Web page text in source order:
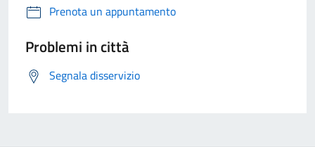
Prenota un appuntamento
Problemi in città
Segnala disservizio